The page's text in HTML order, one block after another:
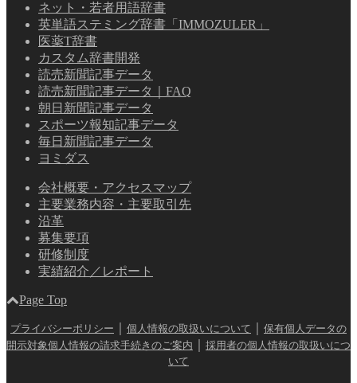
ネット・若者用語辞書
英単語ステミング辞書「IMMOZULER」
医薬T辞書
カスタム辞書開発
読売新聞記事データ
読売新聞記事データ｜FAQ
朝日新聞記事データ
スポーツ報知記事データ
毎日新聞記事データ
ヨミダス
会社概要・アクセスマップ
主要業務内容・主要取引先
沿革
募集要項
研修制度
実績紹介／レポート
Page Top
プライバシーポリシー 個人情報の取扱いについて
保有個人データの
開示対象個人情報の請求手続きのご案内
採用者の個人情報の取扱いにつ
いて